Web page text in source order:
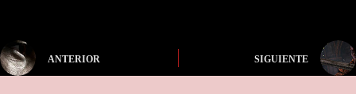
ANTERIOR SIGUIENTE